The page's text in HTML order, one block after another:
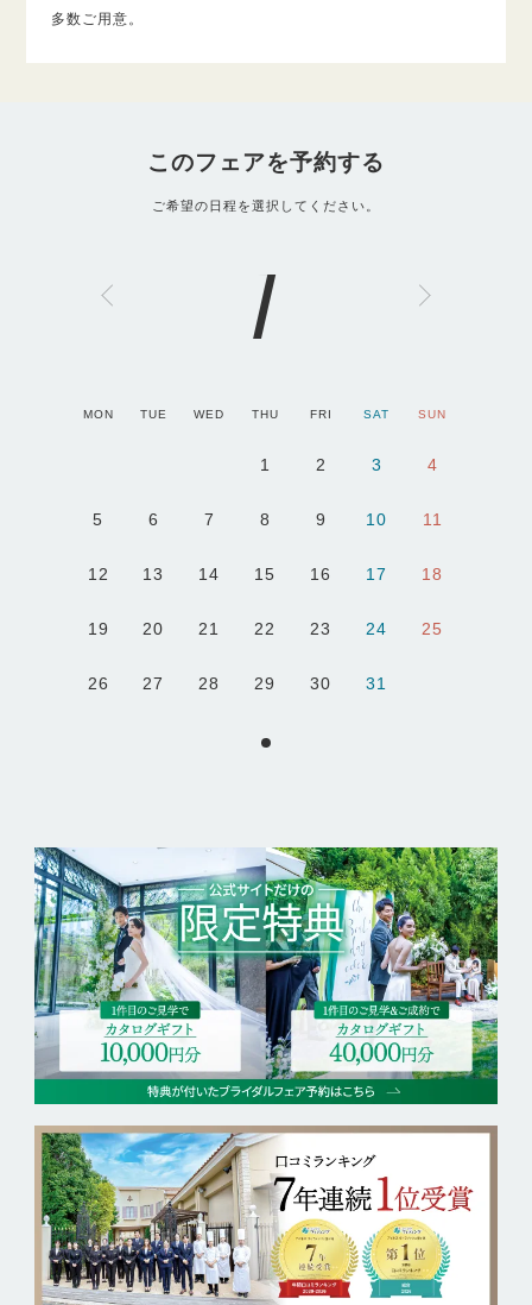
多数ご用意。
このフェアを予約する
ご希望の日程を選択してください。
1
MON TUE WED THU FRI SAT SUN
1 2 3 4
5 6 7 8 9 10 11
12 13 14 15 16 17 18
19 20 21 22 23 24 25
26 27 28 29 30 31